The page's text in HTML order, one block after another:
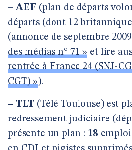
– AEF (plan de départs
départs (dont 12
(annonce de septembre
des médias n° 71 » et lire
rentrée à France 24 (SNJ-
CGT) »).
– TLT (Télé Toulouse) est
redressement judiciaire
présente un plan : 18